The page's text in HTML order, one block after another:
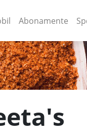
(current)
Abonamente